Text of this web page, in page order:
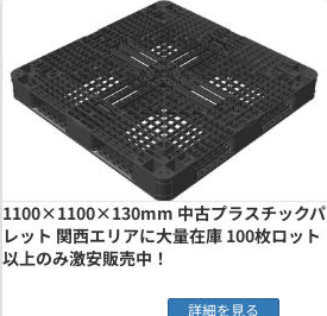
1100×1100×130mm 中古プラスチックパ
レット 関西エリアに大量在庫 100枚ロット
以上のみ激安販売中！
詳細を見る